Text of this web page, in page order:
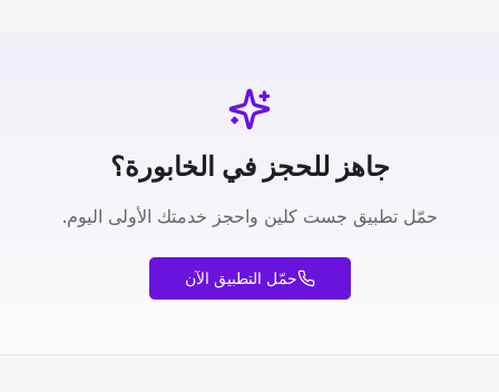
جاهز للحجز في الخابورة؟
حمّل تطبيق جست كلين واحجز خدمتك الأولى اليوم.
حمّل التطبيق الآن